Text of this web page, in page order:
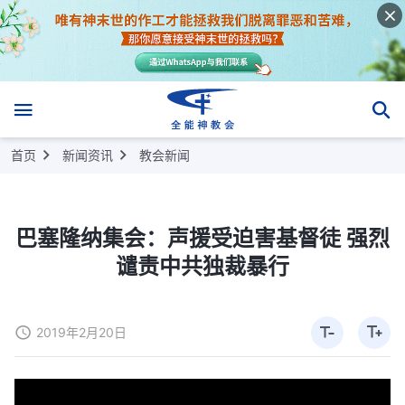
首页 新闻资讯 教会新闻
巴塞隆纳集会：声援受迫害基督徒 强烈
谴责中共独裁暴行
2019年2月20日